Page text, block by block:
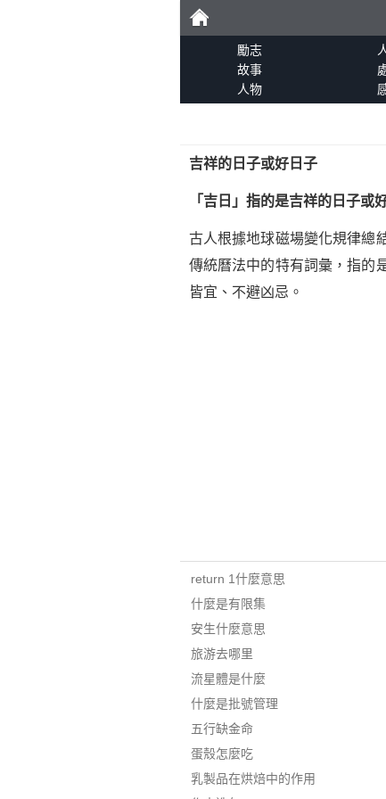
勵
勵志
故事
人物
吉祥的日子或好日子
「吉日」指的是吉祥的日子或
古人根據地球磁場變化規律總
傳統曆法中的特有詞彙，指的
皆宜、不避凶忌。
return 1什麼意思
什麼是有限集
安生什麼意思
旅游去哪里
流星體是什麼
什麼是批號管理
五行缺金命
蛋殼怎麼吃
乳製品在烘焙中的作用